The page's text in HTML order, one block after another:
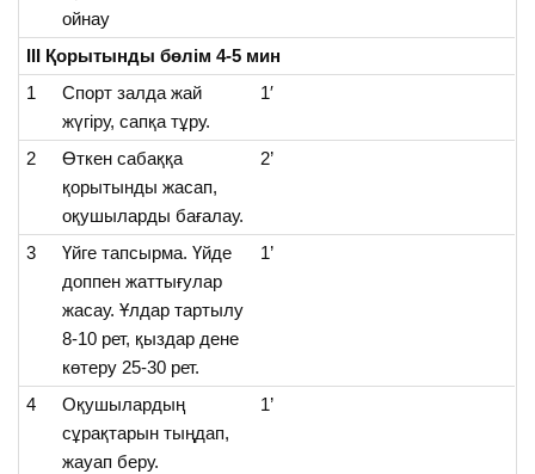
ойнау
ІІІ Қорытынды бөлім 4-5 мин
1
Спорт залда жай
жүгіру, сапқа тұру.
1′
2
Өткен сабаққа
қорытынды жасап,
оқушыларды бағалау.
2’
3
Үйге тапсырма. Үйде
доппен жаттығулар
жасау. Ұлдар тартылу
8-10 рет, қыздар дене
көтеру 25-30 рет.
1’
4
Оқушылардың
сұрақтарын тыңдап,
жауап беру.
1’